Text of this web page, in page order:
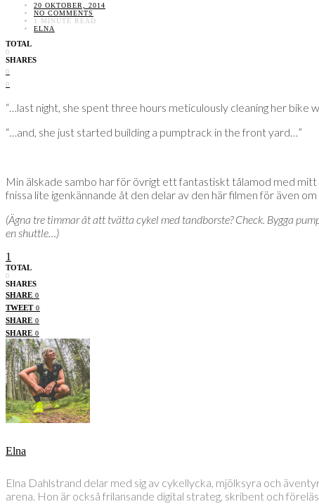
20 OKTOBER, 2014
NO COMMENTS
1 MINUTE READ
ELNA
TOTAL
0
SHARES
0
0
“…last night, she spent three hours meticulously cleaning her bike
“…and, she just started building a pumptrack in the front yard…”
Min älskade sambo har för övrigt ett fantastiskt tålamod med
fnissa lite igenkännande åt den delar av den här filmen för även
(Ägna tre timmar åt att tvätta cykel med tandborste? Check. Bygga
en shuttle…)
1
TOTAL
0
SHARES
SHARE 0
TWEET 0
SHARE 0
SHARE 0
Elna
Elna Dahlstrand delar med sig av cykellycka, mjölksyra och
arena. Hon är också frilansande digital strateg, skribent och